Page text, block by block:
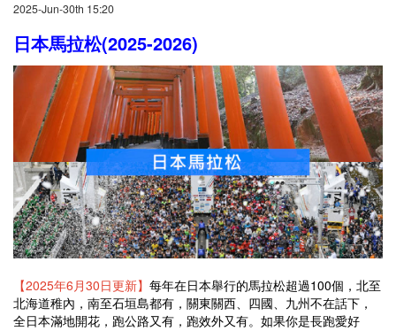
2025-Jun-30th 15:20
日本馬拉松(2025-2026)
【2025年6月30日更新】 每年在日本舉行的馬拉松超過100個，北至
北海道稚內，南至石垣島都有，關東關西、四國、九州不在話下，
全日本滿地開花，跑公路又有，跑效外又有。如果你是長跑愛好